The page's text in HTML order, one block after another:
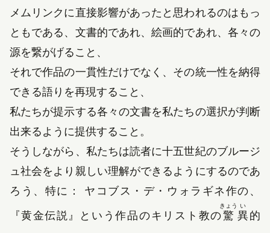
メムリンクに直接影響があったと思われるのはもっ
ともである、文書的であれ、絵画的であれ、各々の
源を繋がげること、
それで作品の一貫性だけでなく、その統一性を納得
できる語りを再現すること、
私たちが提示する各々の文書を私たちの選択が判断
出来るように提供すること。
そうしながら、私たちは読者に十五世紀のブルージ
ュ社会をより親しい理解ができるようにするのであ
ろう、特に： ヤコブス・デ・ウォラギネ作の、
『黄金伝説 』 という作品のキリスト教の驚
きょう
異
い
的